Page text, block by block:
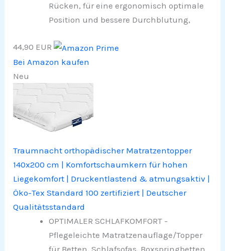
Rücken, für eine ergonomisch optimale
Position und bessere Durchblutung,
44,90 EUR
Bei Amazon kaufen
Neu
Traumnacht orthopädischer Matratzentopper
140x200 cm | Komfortschaumkern für hohen
Liegekomfort | Druckentlastend & atmungsaktiv |
Öko-Tex Standard 100 zertifiziert | Deutscher
Qualitätsstandard
OPTIMALER SCHLAFKOMFORT -
Pflegeleichte Matratzenauflage/Topper
für Betten, Schlafsofas, Boxspringbetten